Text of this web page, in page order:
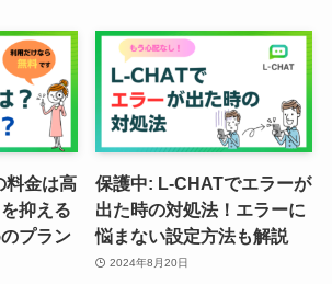
料金は高
抑える
プラン
保護中: L-CHATでエラーが
出た時の対処法！エラーに
悩まない設定方法も解説
2024年8月20日